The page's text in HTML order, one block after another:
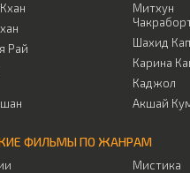
Рай
Митхун
Шахид
Карина
Каджол
Акшай
ФИЛЬМЫ ПО ЖАНРАМ
Мистика